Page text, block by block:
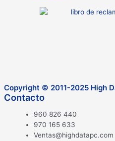
Copyright © 2011-2025 High
Contacto
960 826 440
970 165 633
Ventas@highdatapc.com